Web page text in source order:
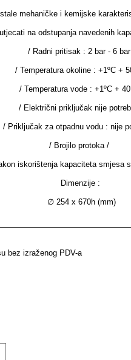
mehaničke i kemijske
na odstupanja navedenih
/ Radni pritisak : 2 bar - 6
/ Temperatura okoline : +1ºC +
/ Temperatura vode : +1ºC +
/ Električni priključak nije
/ Priključak za otpadnu vodu : nije
/ Brojilo protoka /
iskorištenja kapaciteta smjesa
Dimenzije :
∅ 254 x 670h (mm)
bez izraženog PDV-a